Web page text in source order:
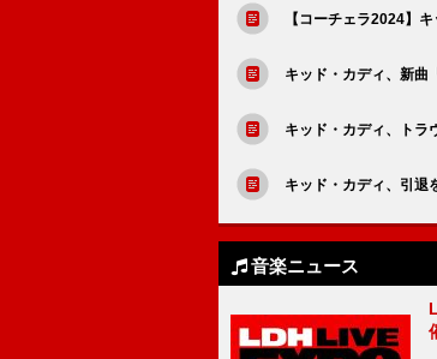
【コーチェラ2024】
キッド・カディ、新
キッド・カディ、トラ
キッド・カディ、引退
音楽ニュース